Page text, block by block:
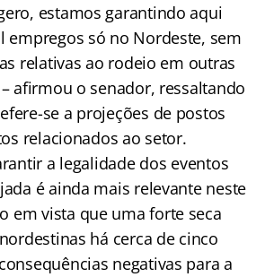
estamos garantindo aqui
empregos só no Nordeste, sem
relativas ao rodeio em outras
afirmou o senador, ressaltando
se a projeções de postos
relacionados ao setor.
a legalidade dos eventos
é ainda mais relevante neste
em vista que uma forte seca
há cerca de cinco
negativas para a